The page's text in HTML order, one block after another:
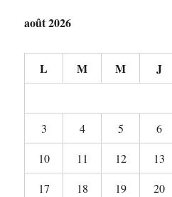
août 2026
L M M J
3
4 5 6
10
11 12 13
17
18 19 20